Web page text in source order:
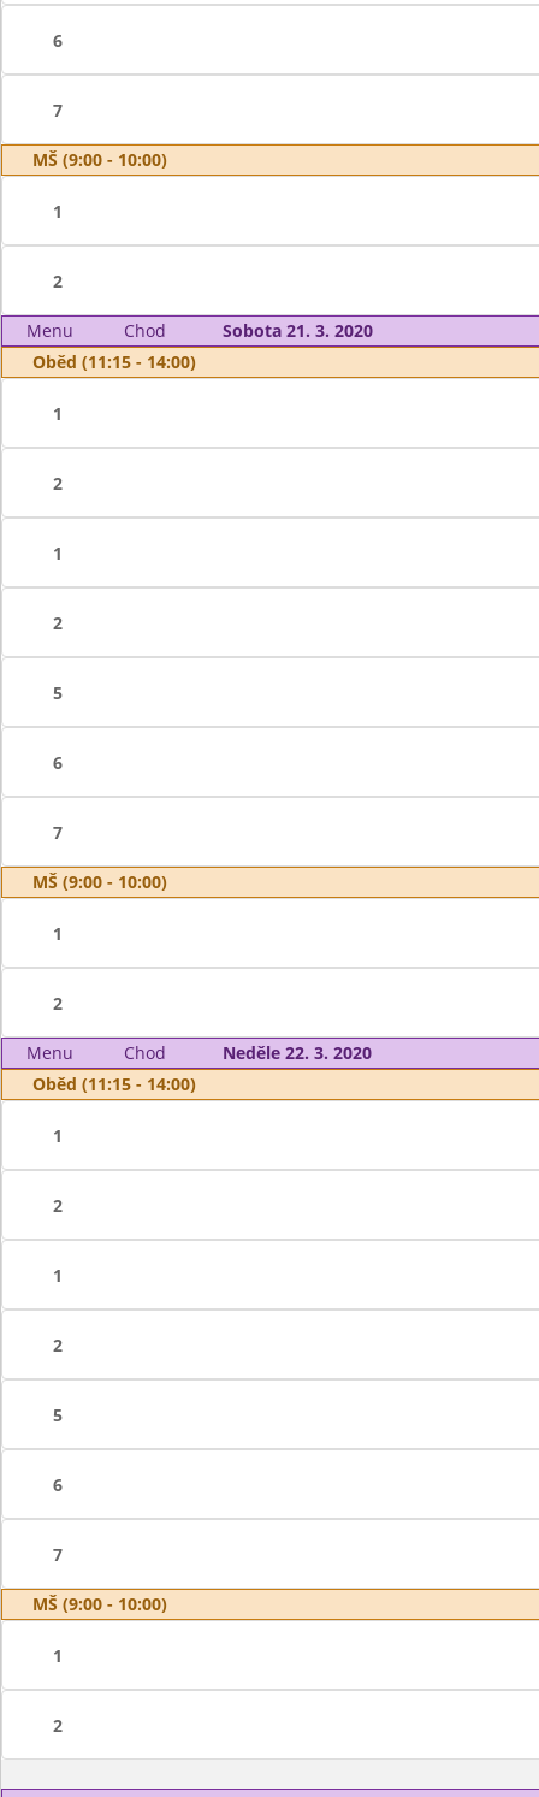
6
7
MŠ (9:00 - 10:00)
1
2
Menu Chod
Sobota 21. 3. 2020
Oběd (11:15 - 14:00)
1
2
1
2
5
6
7
MŠ (9:00 - 10:00)
1
2
Menu Chod
Neděle 22. 3. 2020
Oběd (11:15 - 14:00)
1
2
1
2
5
6
7
MŠ (9:00 - 10:00)
1
2